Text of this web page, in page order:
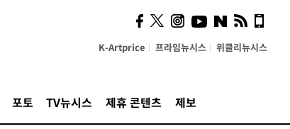
K-Artprice 프라임뉴시스 위클리뉴시스
포토 TV뉴시스 제휴 콘텐츠 제보
시, 스마트폰 액세서리에
NFC 더했다